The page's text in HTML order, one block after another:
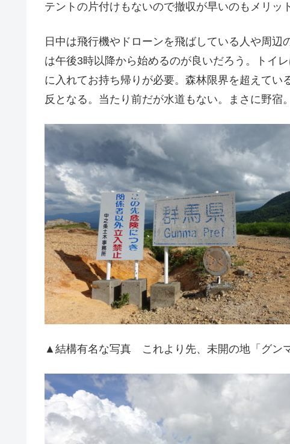
テントの片付けもないので撤収が早いのもメリッ
日中は飛行機やドローンを飛ばしている人や周
は午後3時以降から始めるのが良いだろう。トイ
に入れてお持ち帰りが必要。森林限界を超えて
反となる。当たり前だが水道もない。まさに野宿。
▲結構有名な写真 これより先、未開の地「グンマ